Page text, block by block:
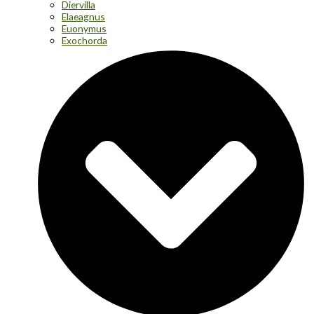
Diervilla
Elaeagnus
Euonymus
Exochorda